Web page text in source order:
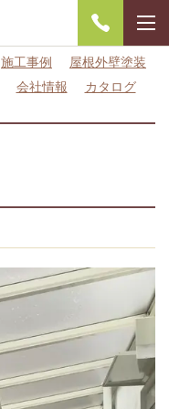
施工事例
屋根外壁塗装
会社情報 カタログ